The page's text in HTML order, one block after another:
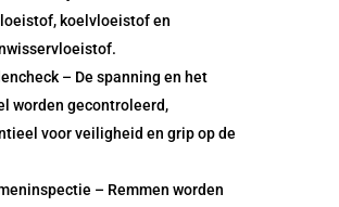
koelvloeistof en
– De spanning en het
worden gecontroleerd,
voor veiligheid en grip op de
– Remmen worden